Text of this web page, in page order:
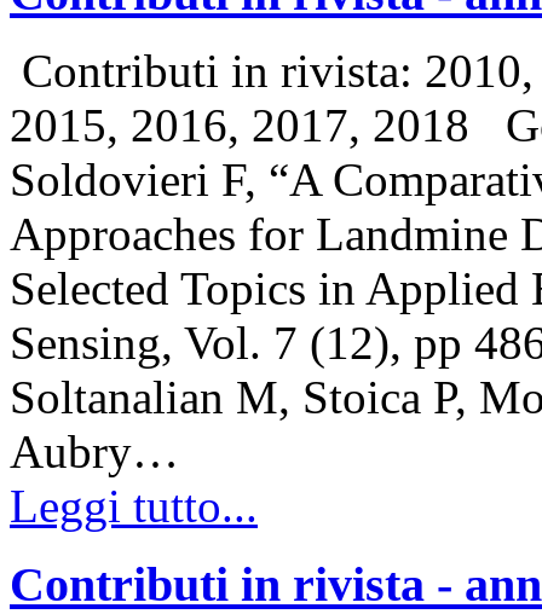
Contributi in rivista:
2015, 2016, 2017, 2018
Soldovieri F, “A
Approaches for Landmine
Selected Topics in Applied
Sensing, Vol. 7 (12), pp
Soltanalian M, Stoica P,
Aubry…
Leggi tutto...
Contributi in rivista -